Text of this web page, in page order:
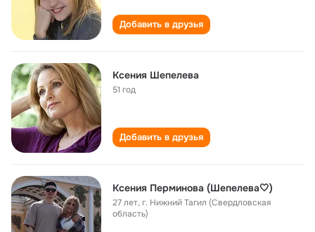
Добавить в друзья
Ксения Шепелева
51 год
Добавить в друзья
Ксения Перминова (Шепелева🤍)
27 лет,г. Нижний Тагил (Свердловская
область)